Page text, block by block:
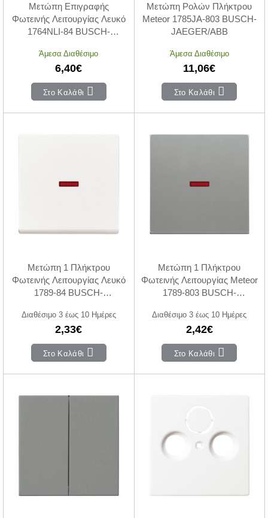
Μετώπη Επιγραφής
Φωτεινής Λειτουργίας Λευκό
1764NLI-84 BUSCH-
Άμεσα Διαθέσιμο
6,40€
Στο Καλάθι
Μετώπη Ρολών Πλήκτρου
Meteor 1785JA-803 BUSCH-
JAEGER/ABB
Άμεσα Διαθέσιμο
11,06€
Στο Καλάθι
Μετώπη 1 Πλήκτρου
Φωτεινής Λειτουργίας Λευκό
1789-84 BUSCH-
Διαθέσιμο 3 έως 10 Ημέρες
2,33€
Στο Καλάθι
Μετώπη 1 Πλήκτρου
Φωτεινής Λειτουργίας Meteor
1789-803 BUSCH-
Διαθέσιμο 3 έως 10 Ημέρες
2,42€
Στο Καλάθι